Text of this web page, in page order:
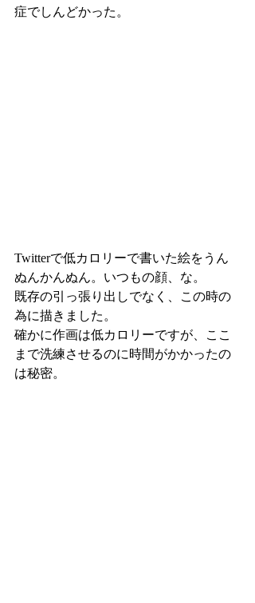
症でしんどかった。
Twitterで低カロリーで書いた絵をうん
ぬんかんぬん。いつもの顔、な。
既存の引っ張り出しでなく、この時の
為に描きました。
確かに作画は低カロリーですが、ここ
まで洗練させるのに時間がかかったの
は秘密。